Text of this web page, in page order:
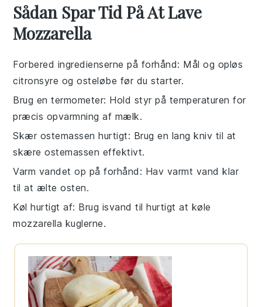
Sådan Spar Tid På At Lave
Mozzarella
Forbered ingredienserne på forhånd: Mål og opløs
citronsyre ogosteløbe før du starter.
Brug en termometer: Hold styr på temperaturen for
præcis opvarmning af mælk.
Skær ostemassen hurtigt: Brug en lang kniv til at
skæreostemassen effektivt.
Varm vandet op på forhånd : Hav varmt vand klar
til at ælteosten.
Køl hurtigt af: Brug isvand til hurtigt at køle
mozzarella kuglerne.